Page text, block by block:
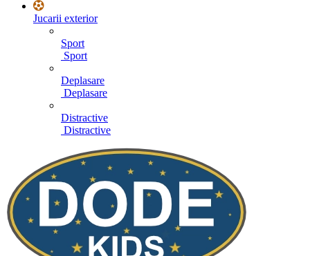
Jucarii exterior
Sport
Sport
Deplasare
Deplasare
Distractive
Distractive